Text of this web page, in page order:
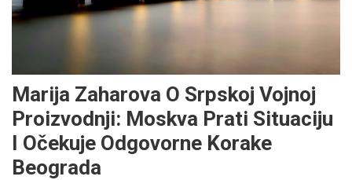
Marija Zaharova O Srpskoj Vojnoj
Proizvodnji: Moskva Prati Situaciju
I Očekuje Odgovorne Korake
Beograda